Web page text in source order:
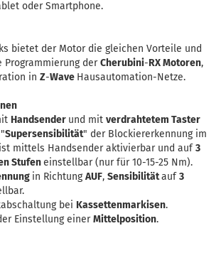
oder Smartphone.
bietet der Motor die gleichen Vorteile und
derCherubini-RX Motoren,
in Z-Wave Hausautomation-Netze.
Handsender und mit verdrahtetem Taster
Supersensibilität" der Blockiererkennung im
mittels Handsender aktivierbar und auf3
Stufeneinstellbar (nur für 10-15-25 Nm).
in RichtungAUF, Sensibilitätauf3
bei Kassettenmarkisen.
Einstellung einerMittelposition.